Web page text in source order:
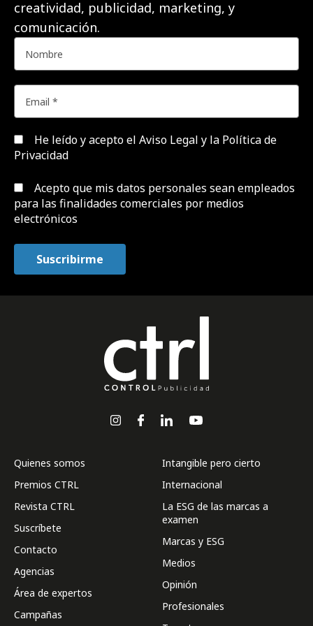
creatividad, publicidad, marketing, y
comunicación.
He leído y acepto el Aviso Legal y la Política de
Privacidad
Acepto que mis datos personales sean empleados
para las finalidades comerciales por medios
electrónicos
Quienes somos
Premios CTRL
Revista CTRL
Suscríbete
Contacto
Agencias
Área de expertos
Campañas
Intangible pero cierto
Internacional
La ESG de las marcas a
examen
Marcas y ESG
Medios
Opinión
Profesionales